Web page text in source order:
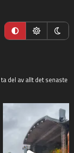
del av allt det senaste